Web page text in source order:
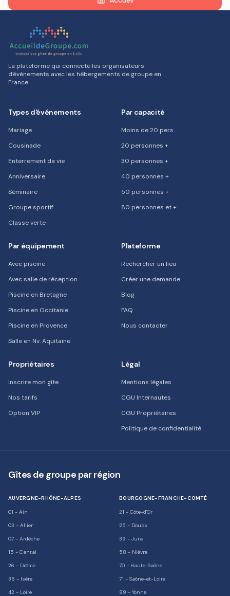
La plateforme qui connecte les organisateurs
d'événements avec les hébergements de groupe en
France.
Types d'événements
Mariage
Cousinade
Enterrement de vie
Anniversaire
Séminaire
Groupe sportif
Classe verte
Par capacité
Moins de 20 pers.
20 personnes +
30 personnes +
40 personnes +
50 personnes +
80 personnes et +
Par équipement
Avec piscine
Avec salle de réception
Piscine en Bretagne
Piscine en Occitanie
Piscine en Provence
Salle en Nv. Aquitaine
Plateforme
Rechercher un lieu
Créer une demande
Blog
FAQ
Nous contacter
Propriétaires
Inscrire mon gîte
Nos tarifs
Option VIP
Légal
Mentions légales
CGU Internautes
CGU Propriétaires
Politique de confidentialité
Gîtes de groupe par région
AUVERGNE-RHÔNE-ALPES
01 - Ain
03 - Allier
07 - Ardèche
15 - Cantal
26 - Drôme
38 - Isère
42 - Loire
BOURGOGNE-FRANCHE-COMTÉ
21 - Côte-d'Or
25 - Doubs
39 - Jura
58 - Nièvre
70 - Haute-Saône
71 - Saône-et-Loire
89 - Yonne